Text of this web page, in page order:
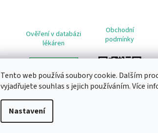
Tento web používá soubory cookie. Dalším
vyjadřujete souhlas s jejich používáním. Více
Nastavení
Ověření v databázi
lékáren
Obchodní
podmínky